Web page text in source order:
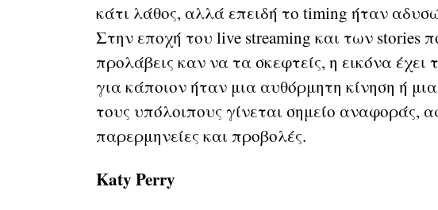
κάτι λάθος, αλλά επειδή το timing ήταν
Στην εποχή του live streaming και των stories
προλάβεις καν να τα σκεφτείς, η εικόνα
για κάποιον ήταν μια αυθόρμητη κίνηση ή
τους υπόλοιπους γίνεται σημείο αναφοράς,
παρερμηνείες και προβολές.
Katy Perry